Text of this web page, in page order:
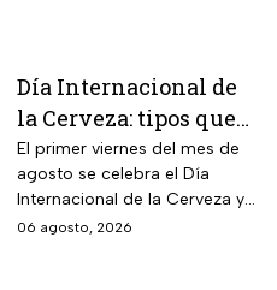
Día Internacional de
la Cerveza: tipos que
hay con base en su
sabor y fermentación
El primer viernes del mes de
agosto se celebra el Día
Internacional de la Cerveza y
si quieres celebrarlo
06 agosto, 2026